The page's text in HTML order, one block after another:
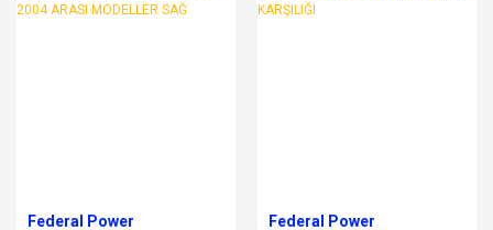
Federal Power Federal Power